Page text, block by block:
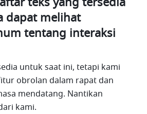
dapat melihat
tentang interaksi
untuk saat ini, tetapi kami
obrolan dalam rapat dan
mendatang. Nantikan
kami.